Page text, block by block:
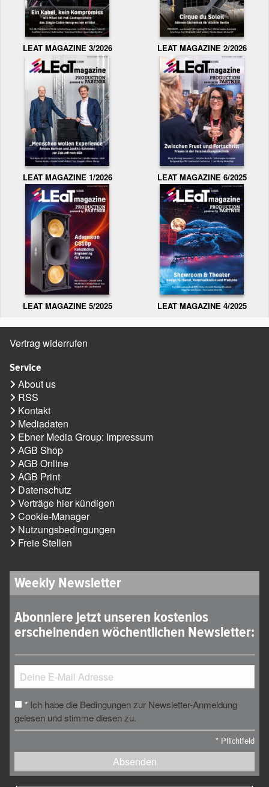
LEAT MAGAZINE 3/2026 LEAT MAGAZINE 2/2026
LEAT MAGAZINE 1/2026 LEAT MAGAZINE 6/2025
LEAT MAGAZINE 5/2025 LEAT MAGAZINE 4/2025
Vertrag widerrufen
Service
About us
RSS
Kontakt
Mediadaten
Ebner Media Group: Impressum
AGB Shop
AGB Online
AGB Print
Datenschutz
Verträge hier kündigen
Cookie-Manager
Nutzungsbedingungen
Freie Stellen
Weekly Newsletter
Abonniere jetzt unseren kostenlos
erscheinenden wöchentlichen Newsletter:
* Ich habe die Bedingungen zur Newsletter-Anmeldung
gelesen und stimme diesen zu.
* Pflichtfeld
Absenden